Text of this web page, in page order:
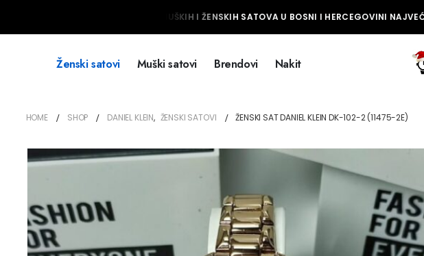
NAJVEĆI IZBOR MUŠKIH I ŽENSKIH SATOVA U BOSNI I HERCEGOVINI
Ženski satovi Muški satovi Brendovi Nakit
HOME SHOP DANIEL KLEIN, ŽENSKI SATOVI ŽENSKI SAT DANIEL KLEIN DK-102-2 (11475-2E)